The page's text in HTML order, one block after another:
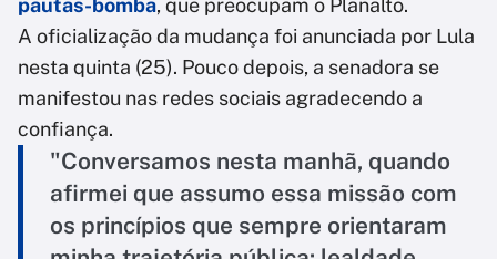
pautas-bomba, que preocupam o Planalto.
A oficialização da mudança foi anunciada por Lula
nesta quinta (25). Pouco depois, a senadora se
manifestou nas redes sociais agradecendo a
confiança.
"Conversamos nesta manhã, quando
afirmei que assumo essa missão com
os princípios que sempre orientaram